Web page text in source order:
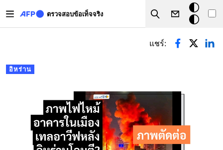
ตรวจสอบข้อเท็จจริง
Search
โหมด
มืด
Primary tabs
อิหร่าน
แชร์: